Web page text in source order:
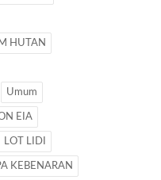
HUTAN
Umum
EIA
LOT LIDI
KEBENARAN